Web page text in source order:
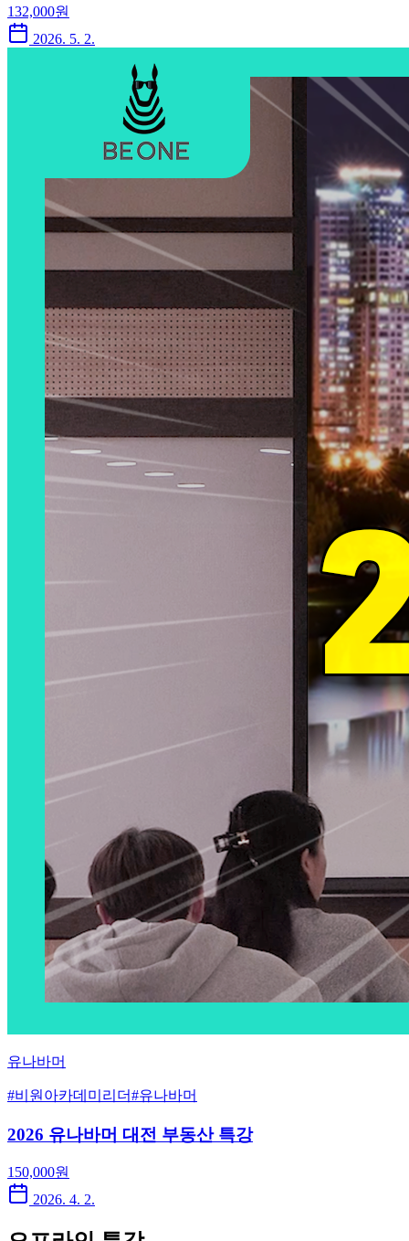
132,000원
2026. 5. 2.
유나바머
#비원아카데미리더#유나바머
2026 유나바머 대전 부동산 특강
150,000원
2026. 4. 2.